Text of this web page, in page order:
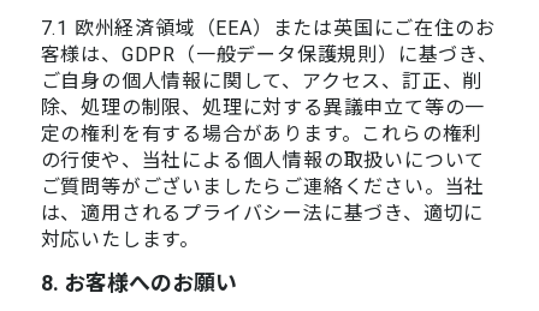
7.1 欧州経済領域（EEA）または英国にご在住のお
客様は、GDPR（一般データ保護規則）に基づき、
ご自身の個人情報に関して、アクセス、訂正、削
除、処理の制限、処理に対する異議申立て等の一
定の権利を有する場合があります。これらの権利
の行使や、当社による個人情報の取扱いについて
ご質問等がございましたらご連絡ください。当社
は、適用されるプライバシー法に基づき、適切に
対応いたします。
8. お客様へのお願い